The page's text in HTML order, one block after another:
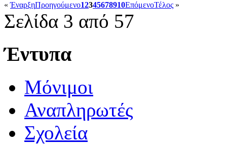
«ΈναρξηΠροηγούμενο12345678910ΕπόμενοΤέλος »
Σελίδα 3 από 57
Έντυπα
Μόνιμοι
Αναπληρωτές
Σχολεία